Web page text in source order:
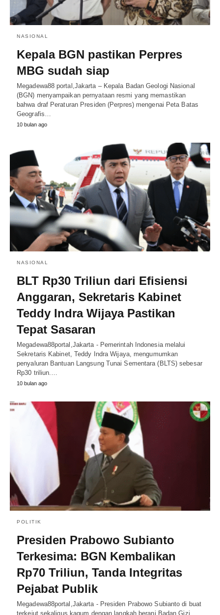
NASIONAL
Kepala BGN pastikan Perpres
MBG sudah siap
Megadewa88 portal,Jakarta – Kepala Badan Geologi Nasional
(BGN) menyampaikan pernyataan resmi yang memastikan
bahwa draf Peraturan Presiden (Perpres) mengenai Peta Batas
Geografis…
10 bulan ago
NASIONAL
BLT Rp30 Triliun dari Efisiensi
Anggaran, Sekretaris Kabinet
Teddy Indra Wijaya Pastikan
Tepat Sasaran
Megadewa88portal,Jakarta - Pemerintah Indonesia melalui
Sekretaris Kabinet, Teddy Indra Wijaya, mengumumkan
penyaluran Bantuan Langsung Tunai Sementara (BLTS) sebesar
Rp30 triliun.…
10 bulan ago
POLITIK
Presiden Prabowo Subianto
Terkesima: BGN Kembalikan
Rp70 Triliun, Tanda Integritas
Pejabat Publik
Megadewa88portal,Jakarta - Presiden Prabowo Subianto di buat
terkejut sekaligus kagum dengan langkah berani Badan Gizi